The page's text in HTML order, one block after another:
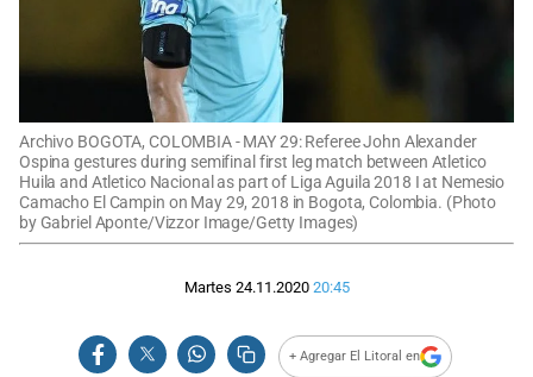
Archivo BOGOTA, COLOMBIA - MAY 29: Referee John Alexander
Ospina gestures during semifinal first leg match between Atletico
Huila and Atletico Nacional as part of Liga Aguila 2018 I at Nemesio
Camacho El Campin on May 29, 2018 in Bogota, Colombia. (Photo
by Gabriel Aponte/Vizzor Image/Getty Images)
Martes 24.11.2020 20:45
+ Agregar El Litoral en